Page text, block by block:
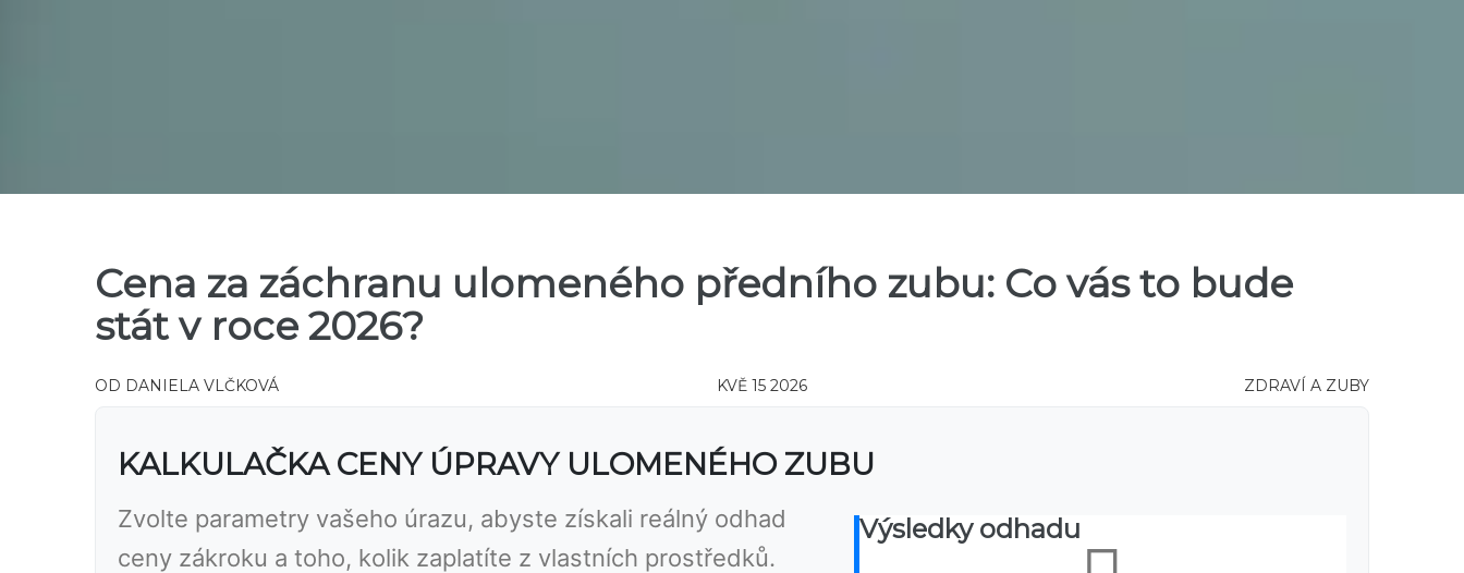
Cena za záchranu ulomeného předního zubu: Co vás to bude
stát v roce 2026?
OD DANIELA VLČKOVÁ KVĚ 15 2026 ZDRAVÍ A ZUBY
KALKULAČKA CENY ÚPRAVY ULOMENÉHO ZUBU
Zvolte parametry vašeho úrazu, abyste získali reálný odhad
ceny zákroku a toho, kolik zaplatíte z vlastních prostředků.
Výsledky odhadu